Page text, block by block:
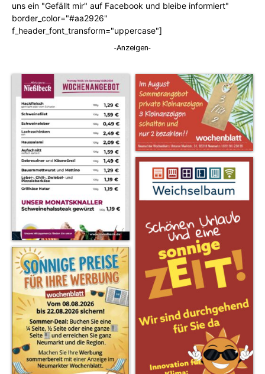
uns ein "Gefällt mir" auf Facebook und bleibe informiert"
border_color="#aa2926"
f_header_font_transform="uppercase"]
-Anzeigen-